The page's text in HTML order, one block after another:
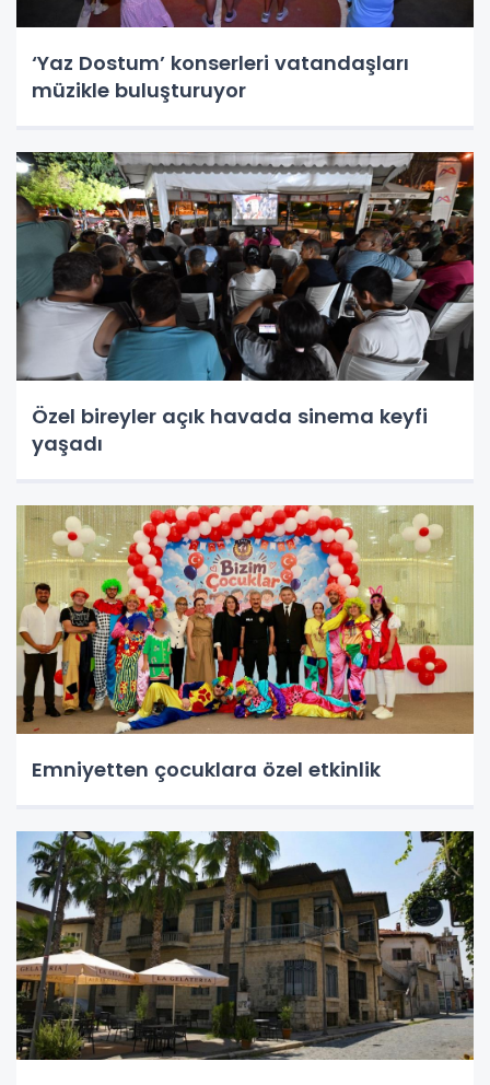
‘Yaz Dostum’ konserleri vatandaşları
müzikle buluşturuyor
Özel bireyler açık havada sinema keyfi
yaşadı
Emniyetten çocuklara özel etkinlik